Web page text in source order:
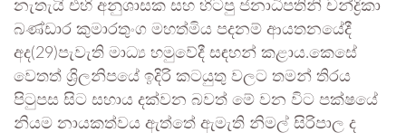
නැතැයි එහි අනුශාසක සහ හිටපු ජනාධිපතිනි චන්ද්‍රිකා
බණ්ඩාර කුමාරතුංග මහත්මිය පදනම් ආයතනයේදී
අද(29)පැවැති මාධ්‍ය හමුවේදී සඳහන් කළාය.කෙසේ
වෙතත් ශ්‍රිලනිපයේ ඉදිරි කටයුතු වලට තමන් තිරය
පිටුපස සිට සහාය දක්වන බවත් මේ වන විට පක්ෂයේ
නියම නායකත්වය ඇත්තේ ඇමැති නිමල් සිරිපාල ද